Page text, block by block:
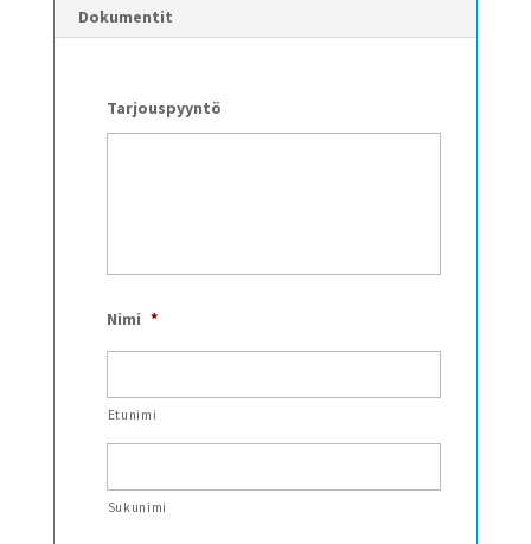
Dokumentit
Tarjouspyyntö
Nimi *
Etunimi
Sukunimi